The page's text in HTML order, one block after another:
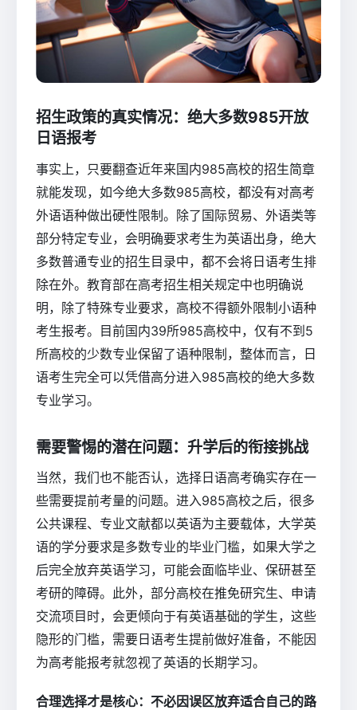
招生政策的真实情况：绝大多数985开放
日语报考
事实上，只要翻查近年来国内985高校的招生简章
就能发现，如今绝大多数985高校，都没有对高考
外语语种做出硬性限制。除了国际贸易、外语类等
部分特定专业，会明确要求考生为英语出身，绝大
多数普通专业的招生目录中，都不会将日语考生排
除在外。教育部在高考招生相关规定中也明确说
明，除了特殊专业要求，高校不得额外限制小语种
考生报考。目前国内39所985高校中，仅有不到5
所高校的少数专业保留了语种限制，整体而言，日
语考生完全可以凭借高分进入985高校的绝大多数
专业学习。
需要警惕的潜在问题：升学后的衔接挑战
当然，我们也不能否认，选择日语高考确实存在一
些需要提前考量的问题。进入985高校之后，很多
公共课程、专业文献都以英语为主要载体，大学英
语的学分要求是多数专业的毕业门槛，如果大学之
后完全放弃英语学习，可能会面临毕业、保研甚至
考研的障碍。此外，部分高校在推免研究生、申请
交流项目时，会更倾向于有英语基础的学生，这些
隐形的门槛，需要日语考生提前做好准备，不能因
为高考能报考就忽视了英语的长期学习。
合理选择才是核心：不必因误区放弃适合自己的路